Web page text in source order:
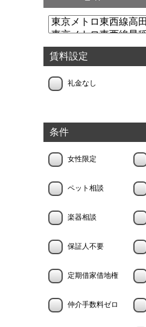
賃料設定
礼金なし
条件
女性限定
ペット相談
楽器相談
保証人不要
定期借家借地権
仲介手数料ゼロ